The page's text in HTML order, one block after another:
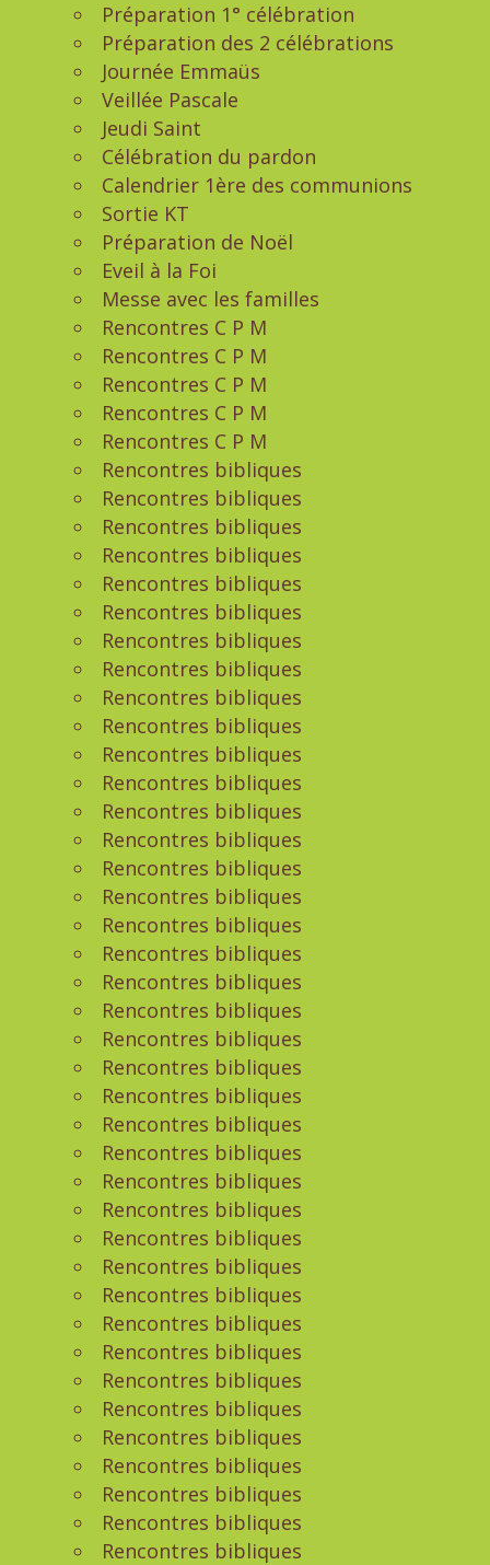
Préparation 1° célébration
Préparation des 2 célébrations
Journée Emmaüs
Veillée Pascale
Jeudi Saint
Célébration du pardon
Calendrier 1ère des communions
Sortie KT
Préparation de Noël
Eveil à la Foi
Messe avec les familles
Rencontres C P M
Rencontres C P M
Rencontres C P M
Rencontres C P M
Rencontres C P M
Rencontres bibliques
Rencontres bibliques
Rencontres bibliques
Rencontres bibliques
Rencontres bibliques
Rencontres bibliques
Rencontres bibliques
Rencontres bibliques
Rencontres bibliques
Rencontres bibliques
Rencontres bibliques
Rencontres bibliques
Rencontres bibliques
Rencontres bibliques
Rencontres bibliques
Rencontres bibliques
Rencontres bibliques
Rencontres bibliques
Rencontres bibliques
Rencontres bibliques
Rencontres bibliques
Rencontres bibliques
Rencontres bibliques
Rencontres bibliques
Rencontres bibliques
Rencontres bibliques
Rencontres bibliques
Rencontres bibliques
Rencontres bibliques
Rencontres bibliques
Rencontres bibliques
Rencontres bibliques
Rencontres bibliques
Rencontres bibliques
Rencontres bibliques
Rencontres bibliques
Rencontres bibliques
Rencontres bibliques
Rencontres bibliques